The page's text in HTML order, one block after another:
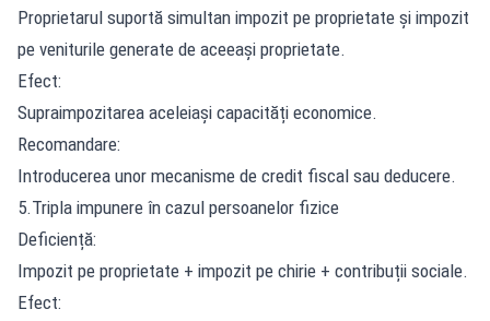
Proprietarul suportă simultan impozit pe proprietate și impozit
pe veniturile generate de aceeași proprietate.
Efect:
Supraimpozitarea aceleiași capacități economice.
Recomandare:
Introducerea unor mecanisme de credit fiscal sau deducere.
5.Tripla impunere în cazul persoanelor fizice
Deficiență:
Impozit pe proprietate + impozit pe chirie + contribuții sociale.
Efect: